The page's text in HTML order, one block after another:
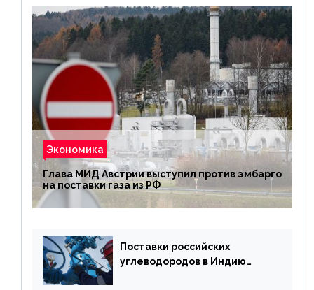
Экономика
Глава МИД Австрии выступил против эмбарго
на поставки газа из РФ
Поставки российских
углеводородов в Индию